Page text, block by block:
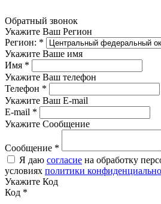
Обратный звонок
Укажите Ваш Регион
Регион: *
Укажите Ваше имя
Имя *
Укажите Ваш телефон
Телефон *
Укажите Ваш E-mail
E-mail *
Укажите Сообщение
Сообщение *
Я даю согласие на обработку
условиях политики
Укажите Код
Код *